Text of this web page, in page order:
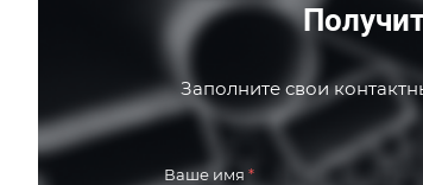
Заполните свои
Ваше имя *